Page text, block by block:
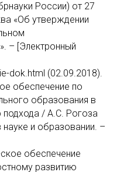
России) от 27
«Об утверждении
– [Электронный
dok.html (02.09.2018).
обеспечение по
образования в
подхода / А.С. Рогоза
и образовании. –
обеспечение
развитию